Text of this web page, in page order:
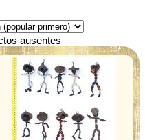
ausentes